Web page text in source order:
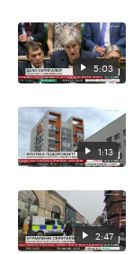
5:03
1:13
2:47